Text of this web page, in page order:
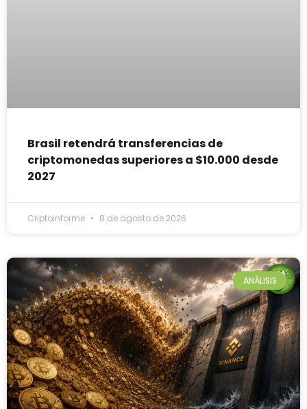
Brasil retendrá transferencias de
criptomonedas superiores a $10.000 desde
2027
Criptoinforme 8 de agosto de 2026
ANÁLISIS